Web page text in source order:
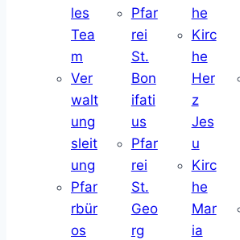
les
Tea
m
Ver
walt
ung
sleit
ung
Pfar
rbür
os
Pfar
rei
St.
Bon
ifati
us
Pfar
rei
St.
Geo
rg
he
Kirc
he
Her
z
Jes
u
Kirc
he
Mar
ia